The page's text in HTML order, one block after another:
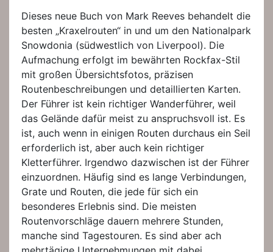
Dieses neue Buch von Mark Reeves behandelt die
besten „Kraxelrouten“ in und um den Nationalpark
Snowdonia (südwestlich von Liverpool). Die
Aufmachung erfolgt im bewährten Rockfax-Stil
mit großen Übersichtsfotos, präzisen
Routenbeschreibungen und detaillierten Karten.
Der Führer ist kein richtiger Wanderführer, weil
das Gelände dafür meist zu anspruchsvoll ist. Es
ist, auch wenn in einigen Routen durchaus ein Seil
erforderlich ist, aber auch kein richtiger
Kletterführer. Irgendwo dazwischen ist der Führer
einzuordnen. Häufig sind es lange Verbindungen,
Grate und Routen, die jede für sich ein
besonderes Erlebnis sind. Die meisten
Routenvorschläge dauern mehrere Stunden,
manche sind Tagestouren. Es sind aber ach